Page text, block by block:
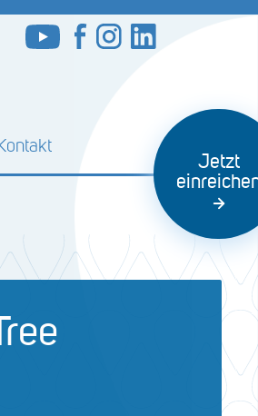
Jetzt